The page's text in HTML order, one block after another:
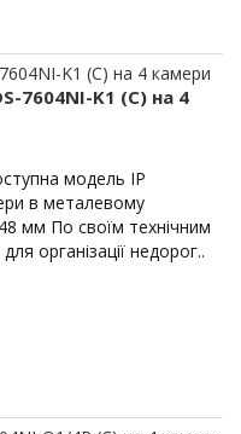
7604NI-K1 (C) на 4
модель IP
в металевому
мм По своїм технічним
організації недорог..